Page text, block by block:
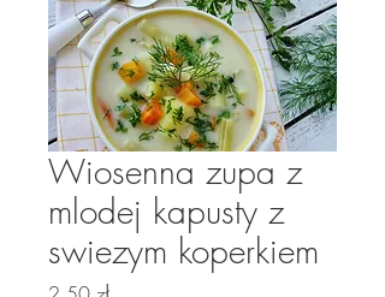
Wiosenna zupa z
mlodej kapusty z
swiezym koperkiem